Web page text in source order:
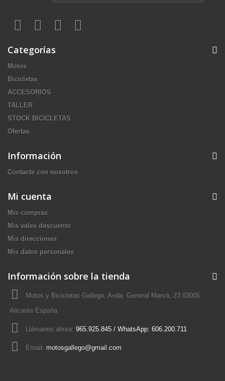
Categorías
Motos
Bicicletas
ACCESORIOS
TALLER
STOCK BICICLETAS
Ofertas
Información
Contacte con nosotros
Mi cuenta
Mis compras
Mis vales descuento
Mis direcciones
Mis datos personales
Información sobre la tienda
Motos y Bicicletas Gallego, Avda. General Marvá, 23 03005
Alicante España
Llámanos ahora: 965.925.845 / WhatsApp: 606.200.711
Email: motosgallego@gmail.com